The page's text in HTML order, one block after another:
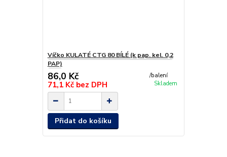
Víčko KULATÉ CTG 80 BÍLÉ (k pap. kel. 0,2
PAP)
86,0 Kč /balení
71,1 Kč bez DPH Skladem
Přidat do košíku